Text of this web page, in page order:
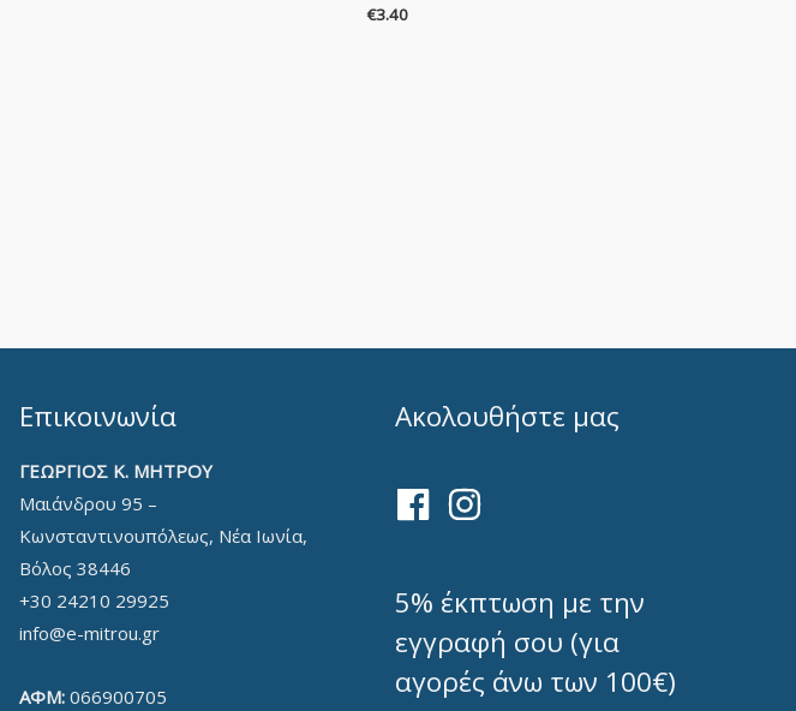
€3.40
Επικοινωνία
ΓΕΩΡΓΙΟΣ Κ. ΜΗΤΡΟΥ
Μαιάνδρου 95 –
Κωνσταντινουπόλεως, Νέα Ιωνία,
Βόλος 38446
+30 24210 29925
info@e-mitrou.gr
ΑΦΜ: 066900705
Ακολουθήστε μας
5% έκπτωση με την
εγγραφή σου (για
αγορές άνω των 100€)